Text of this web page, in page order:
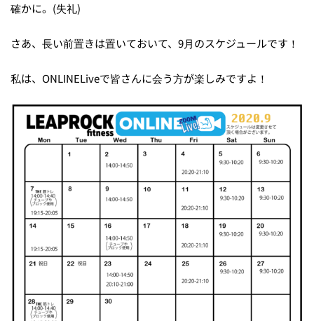
確かに。(失礼)
さあ、長い前置きは置いておいて、9月のスケジュールです！
私は、ONLINELiveで皆さんに会う方が楽しみですよ！